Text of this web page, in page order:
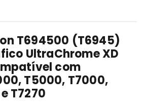
T694500 (T6945)
UltraChrome XD
com
T5000, T7000,
T7270